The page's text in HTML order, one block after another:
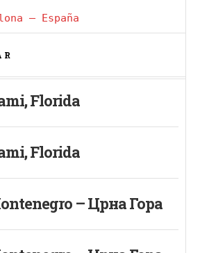
– España
Florida
Florida
– Црна Гора